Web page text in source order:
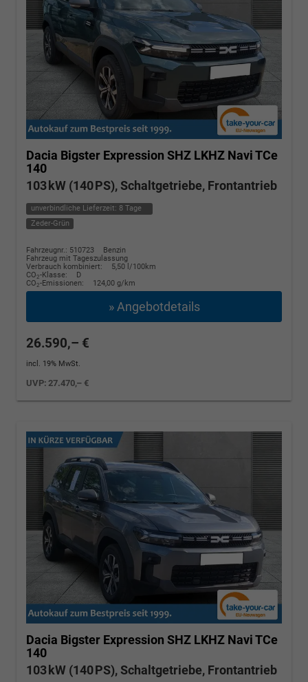
Dacia Bigster Expression SHZ LKHZ Navi TCe
140
103 kW (140 PS), Schaltgetriebe, Frontantrieb
unverbindliche Lieferzeit: 8 Tage
Zeder-Grün
Fahrzeugnr.: 510723
Benzin
Fahrzeug mit Tageszulassung
Verbrauch kombiniert:
5,50 l/100km
CO2-Klasse:
D
CO2-Emissionen: 124,00 g/km
» Angebotdetails
26.590,– €
incl. 19% MwSt.
UVP:27.470,– €
Dacia Bigster Expression SHZ LKHZ Navi TCe
140
103 kW (140 PS), Schaltgetriebe, Frontantrieb